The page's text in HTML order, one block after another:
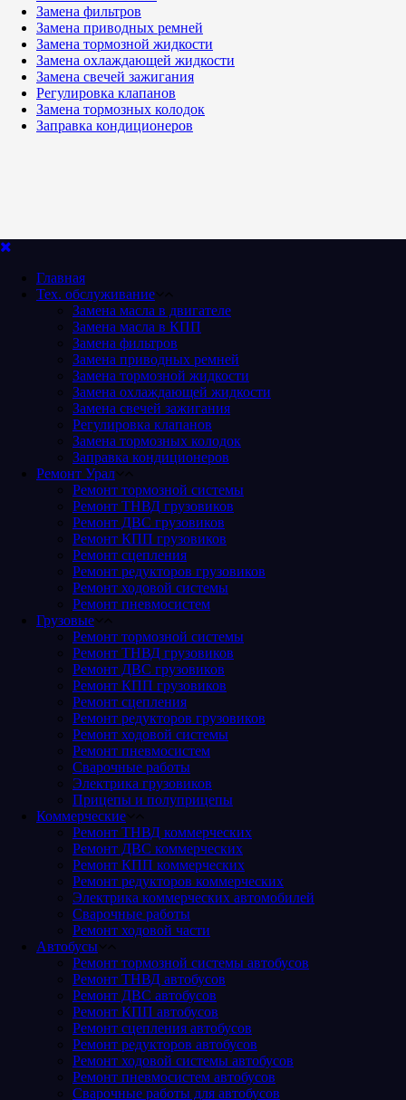
Замена фильтров
Замена приводных ремней
Замена тормозной жидкости
Замена охлаждающей жидкости
Замена свечей зажигания
Регулировка клапанов
Замена тормозных колодок
Заправка кондиционеров
Главная
Тех. обслуживание
Замена масла в двигателе
Замена масла в КПП
Замена фильтров
Замена приводных ремней
Замена тормозной жидкости
Замена охлаждающей жидкости
Замена свечей зажигания
Регулировка клапанов
Замена тормозных колодок
Заправка кондиционеров
Ремонт Урал
Ремонт тормозной системы
Ремонт ТНВД грузовиков
Ремонт ДВС грузовиков
Ремонт КПП грузовиков
Ремонт сцепления
Ремонт редукторов грузовиков
Ремонт ходовой системы
Ремонт пневмосистем
Грузовые
Ремонт тормозной системы
Ремонт ТНВД грузовиков
Ремонт ДВС грузовиков
Ремонт КПП грузовиков
Ремонт сцепления
Ремонт редукторов грузовиков
Ремонт ходовой системы
Ремонт пневмосистем
Сварочные работы
Электрика грузовиков
Прицепы и полуприцепы
Коммерческие
Ремонт ТНВД коммерческих
Ремонт ДВС коммерческих
Ремонт КПП коммерческих
Ремонт редукторов коммерческих
Электрика коммерческих автомобилей
Сварочные работы
Ремонт ходовой части
Автобусы
Ремонт тормозной системы автобусов
Ремонт ТНВД автобусов
Ремонт ДВС автобусов
Ремонт КПП автобусов
Ремонт сцепления автобусов
Ремонт редукторов автобусов
Ремонт ходовой системы автобусов
Ремонт пневмосистем автобусов
Сварочные работы для автобусов